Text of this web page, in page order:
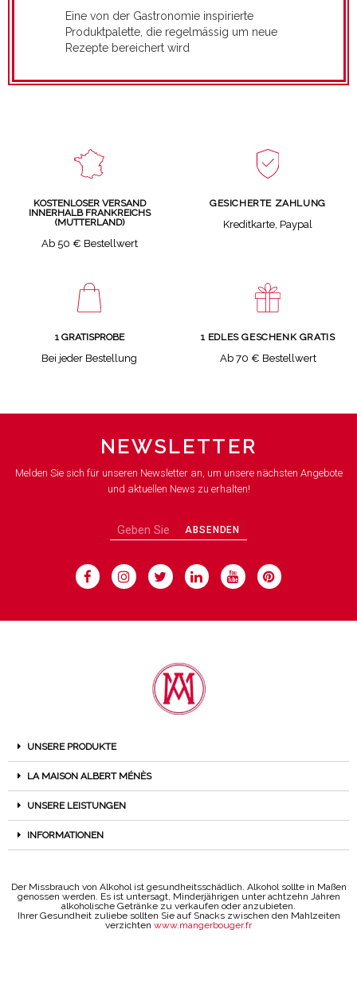
Eine von der Gastronomie inspirierte
Produktpalette, die regelmässig um neue
Rezepte bereichert wird
KOSTENLOSER VERSAND
INNERHALB FRANKREICHS
(MUTTERLAND)
Ab 50 € Bestellwert
GESICHERTE ZAHLUNG
Kreditkarte, Paypal
1 GRATISPROBE
Bei jeder Bestellung
1 EDLES GESCHENK GRATIS
Ab 70 € Bestellwert
NEWSLETTER
Melden Sie sich für unseren Newsletter an, um unsere nächsten Angebote
und aktuellen News zu erhalten!
ABSENDEN
UNSERE PRODUKTE
LA MAISON ALBERT MÉNÈS
UNSERE LEISTUNGEN
INFORMATIONEN
Der Missbrauch von Alkohol ist gesundheitsschädlich. Alkohol sollte in Maßen
genossen werden. Es ist untersagt, Minderjährigen unter achtzehn Jahren
alkoholische Getränke zu verkaufen oder anzubieten.
Ihrer Gesundheit zuliebe sollten Sie auf Snacks zwischen den Mahlzeiten
verzichten www.mangerbouger.fr